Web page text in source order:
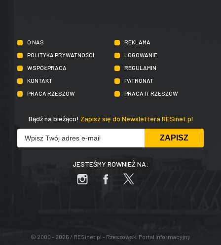
O NAS
REKLAMA
POLITYKA PRYWATNOŚCI
LOGOWANIE
WSPÓŁPRACA
REGULAMIN
KONTAKT
PATRONAT
PRACA RZESZÓW
PRACA IT RZESZÓW
Bądź na bieżąco! Zapisz się do Newslettera RESinet.pl
JESTEŚMY RÓWNIEŻ NA:
© 2000 - 2026 / RESinet.pl - Rzeszowski Portal Informacyjny